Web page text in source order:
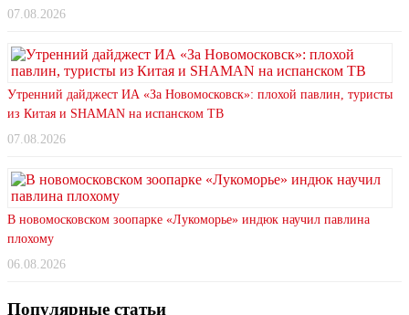
07.08.2026
Утренний дайджест ИА «За Новомосковск»: плохой павлин, туристы
из Китая и SHAMAN на испанском ТВ
07.08.2026
В новомосковском зоопарке «Лукоморье» индюк научил павлина
плохому
06.08.2026
Популярные статьи